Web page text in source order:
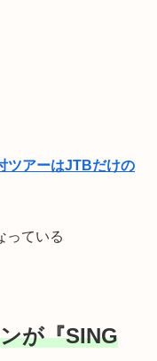
ツアーはJTBだけの
っている
が『SING